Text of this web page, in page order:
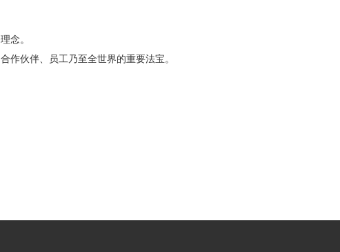
念。
作伙伴、员工乃至全世界的重要法宝。